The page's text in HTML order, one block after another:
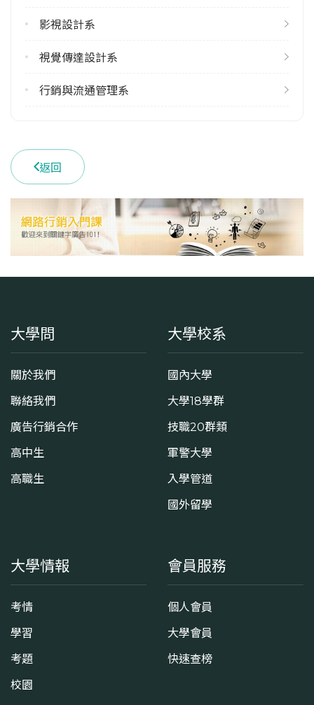
影視設計系
視覺傳達設計系
行銷與流通管理系
返回
大學問
關於我們
聯絡我們
廣告行銷合作
高中生
高職生
大學校系
國內大學
大學18學群
技職20群類
軍警大學
入學管道
國外留學
大學情報
考情
學習
考題
校園
會員服務
個人會員
大學會員
快速查榜